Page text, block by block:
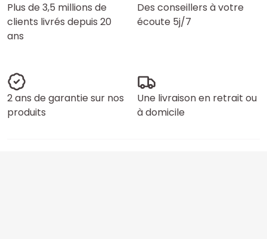
Plus de 3,5 millions de
clients livrés depuis 20
ans
Des conseillers à votre
écoute 5j/7
2 ans de garantie sur nos
produits
Une livraison en retrait ou
à domicile